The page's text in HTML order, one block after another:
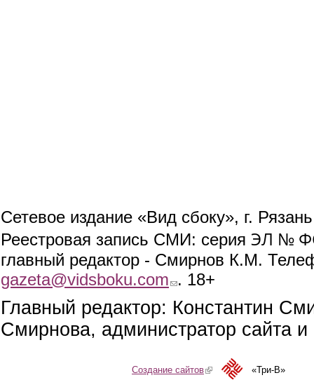
Сетевое издание «Вид сбоку», г.
Реестровая запись СМИ: серия ЭЛ №
главный редактор - Смирнов К.М.
gazeta@vidsboku.com (link sends e-mail)
. 18+
Главный редактор: Константин
Смирнова, администратор сайта
Создание сайтов(link is external)«Три-В»